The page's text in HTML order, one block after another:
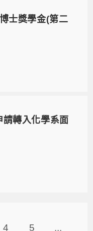
士獎學金(第二
轉入化學系面
4 5
...